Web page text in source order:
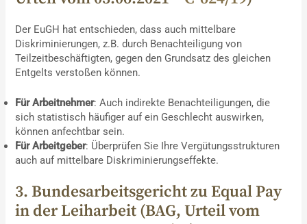
Der EuGH hat entschieden, dass auch mittelbare
Diskriminierungen, z.B. durch Benachteiligung von
Teilzeitbeschäftigten, gegen den Grundsatz des gleichen
Entgelts verstoßen können.
Für Arbeitnehmer: Auch indirekte Benachteiligungen, die
sich statistisch häufiger auf ein Geschlecht auswirken,
können anfechtbar sein.
Für Arbeitgeber: Überprüfen Sie Ihre Vergütungsstrukturen
auch auf mittelbare Diskriminierungseffekte.
3. Bundesarbeitsgericht zu Equal Pay
in der Leiharbeit (BAG, Urteil vom